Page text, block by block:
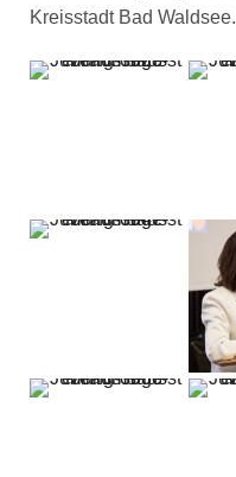
Kreisstadt Bad Waldsee.